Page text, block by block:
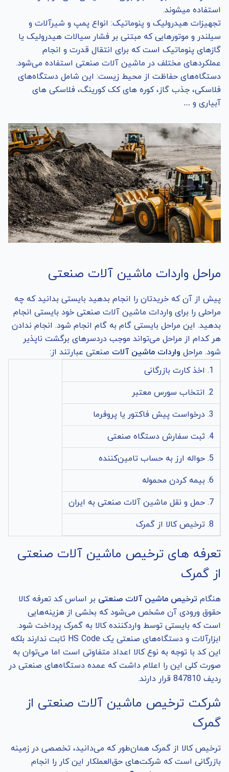
استفاده میشوند.
تجهیزات هیدرولیک و پنوماتیک: انواع پمپ و شیرآلات و
سیلندر و موتورهایی که مبتنی بر فشار سیالات هیدرولیک یا
گازهای پنوماتیک است که برای انتقال قدرت و انجام
عملکردهای مختلف در ماشین آلات صنعتی استفاده می‌شود.
دستگاه‌های حفاظت از محیط زیست: این شامل دستگاه‌های
فلاسکی، جذب گاز، کوره‌ های کک کورینگ، فلاسکی های
آبیاری و …
مراحل واردات ماشین‌ آلات صنعتی
پیش از آن که خریدتان را انجام بدهید بایستی بدانید که چه
مراحلی را برای واردات ماشین‌ آلات صنعتی خود بایستی انجام
بدهید. این مراحل بایستی گام به گام انجام شود. انجام ندادن
هر کدام از مراحل می‌تواند موجب دردسرهای برگشت ناپذیر
شود. مراحل واردات ماشین آلات صنعتی عبارتند از:
1. اخذ کارت بازرگانی
2. انتخاب سورس معتبر
3. درخواست پیش فاکتور یا پروفرما
4. ثبت سفارش دستگاه صنعتی
5. حواله ارز به حساب تامین‌کننده
6. بیمه کردن محموله
7. حمل و نقل ماشین آلات صنعتی به ایران
8. ترخیص کالا از گمرک
تعرفه های ترخیص ماشین آلات صنعتی
از گمرک
هنگام ترخیص ماشین آلات صنعتی بر اساس کد تعرفه کالا
حقوق ورودی آن مشخص می‌شود که بخشی از هزینه‌هایی
است که بایستی توسط واردکننده کالا به گمرک پرداخت شود.
ابزارآلات و دستگاه‌های صنعتی یک HS Code ثابت ندارند بلکه
این کد با توجه به نوع کالا اعداد متفاوتی است اما می‌توان به
صورت کلی این را اعلام داشت که عمده دستگاه‌های صنعتی در
ردیف 847810 قرار دارند.
شرکت ترخیص ماشین آلات صنعتی از
گمرک
ترخیص کالا از گمرک همان‌طور که می‌دانید، تخصصی در زمینه
بازرگانی است که شرکت‌های حق‌العملکار این کار را انجام